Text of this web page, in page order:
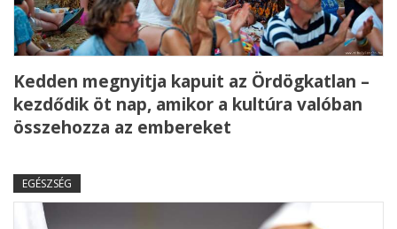
Kedden megnyitja kapuit az Ördögkatlan –
kezdődik öt nap, amikor a kultúra valóban
összehozza az embereket
EGÉSZSÉG